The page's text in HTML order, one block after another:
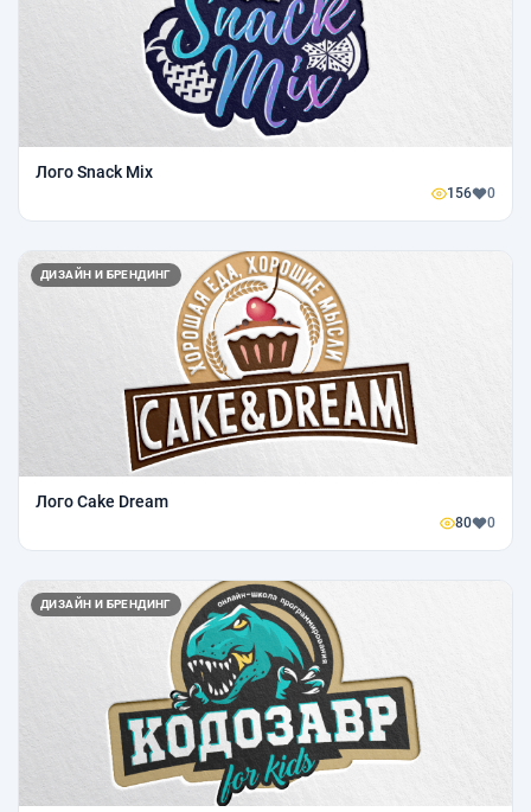
Лого Snack Mix
156 0
ДИЗАЙН И БРЕНДИНГ
Лого Cake Dream
80 0
ДИЗАЙН И БРЕНДИНГ